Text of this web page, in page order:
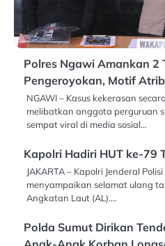
Polres Ngawi Amankan 2
Pengeroyokan, Motif
NGAWI – Kasus kekerasan
melibatkan anggota perguruan
sempat viral di media sosial…
Kapolri Hadiri HUT ke-79
JAKARTA – Kapolri Jenderal
menyampaikan selamat ulang
Angkatan Laut (AL).…
Polda Sumut Dirikan